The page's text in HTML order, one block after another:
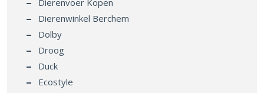
Dierenwinkel Berchem
Dolby
Droog
Duck
Ecostyle
Energique